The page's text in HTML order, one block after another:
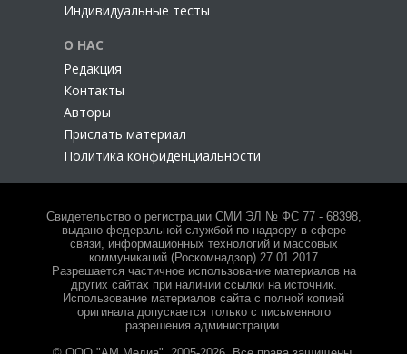
Индивидуальные тесты
О НАС
Редакция
Контакты
Авторы
Прислать материал
Политика конфиденциальности
Свидетельство о регистрации СМИ ЭЛ № ФС 77 - 68398,
выдано федеральной службой по надзору в сфере
связи, информационных технологий и массовых
коммуникаций (Роскомнадзор) 27.01.2017
Разрешается частичное использование материалов на
других сайтах при наличии ссылки на источник.
Использование материалов сайта с полной копией
оригинала допускается только с письменного
разрешения администрации.